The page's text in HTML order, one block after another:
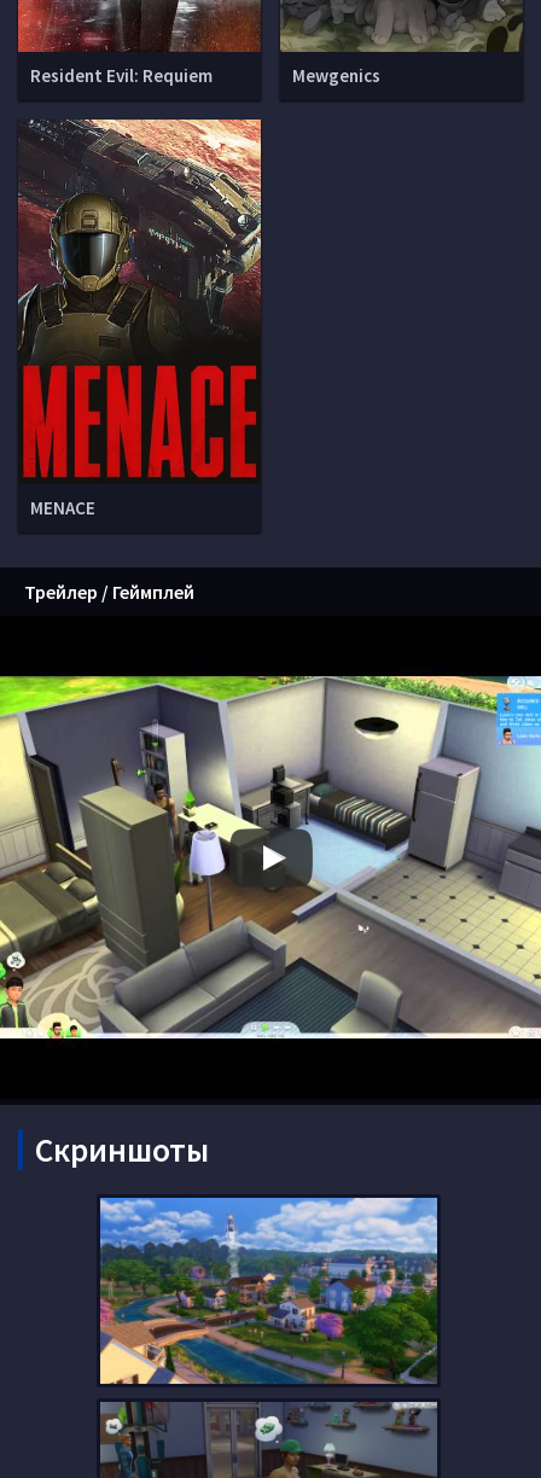
Resident Evil: Requiem Mewgenics
MENACE
Трейлер / Геймплей
Скриншоты